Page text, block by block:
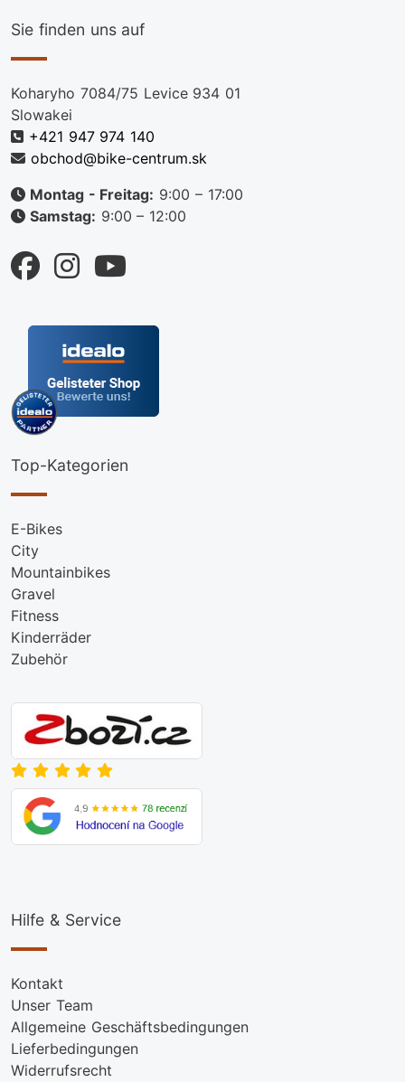
Sie finden uns auf
Koharyho 7084/75 Levice 934 01
Slowakei
+421 947 974 140
obchod@bike-centrum.sk
Montag - Freitag: 9:00 – 17:00
Samstag: 9:00 – 12:00
Top-Kategorien
E-Bikes
City
Mountainbikes
Gravel
Fitness
Kinderräder
Zubehör
Hilfe & Service
Kontakt
Unser Team
Allgemeine Geschäftsbedingungen
Lieferbedingungen
Widerrufsrecht